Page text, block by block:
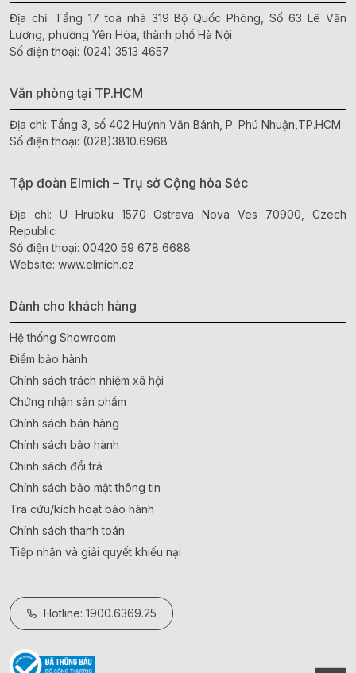
Địa chỉ: Tầng 17 toà nhà 319 Bộ Quốc Phòng, Số 63 Lê Văn
Lương, phường Yên Hòa, thành phố Hà Nội
Số điện thoại: (024) 3513 4657
Văn phòng tại TP.HCM
Địa chỉ: Tầng 3, số 402 Huỳnh Văn Bánh, P. Phú Nhuận,TP.HCM
Số điện thoại: (028)3810.6968
Tập đoàn Elmich – Trụ sở Cộng hòa Séc
Địa chỉ: U Hrubku 1570 Ostrava Nova Ves 70900, Czech
Republic
Số điện thoại: 00420 59 678 6688
Website: www.elmich.cz
Dành cho khách hàng
Hệ thống Showroom
Điểm bảo hành
Chính sách trách nhiệm xã hội
Chứng nhận sản phẩm
Chính sách bán hàng
Chính sách bảo hành
Chính sách đổi trả
Chính sách bảo mật thông tin
Tra cứu/kích hoạt bảo hành
Chính sách thanh toán
Tiếp nhận và giải quyết khiếu nại
Hotline: 1900.6369.25